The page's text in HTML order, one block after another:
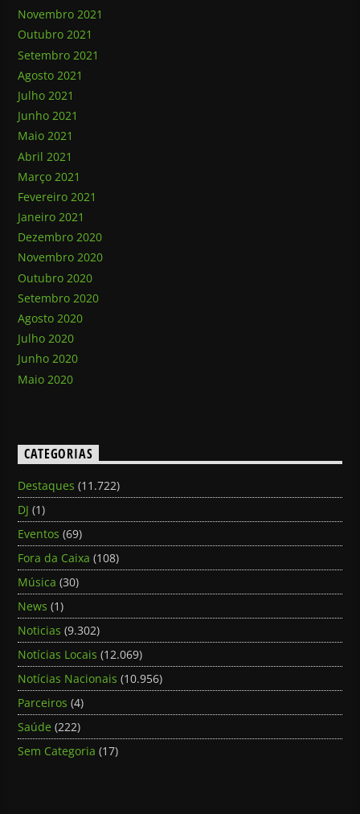
Novembro 2021
Outubro 2021
Setembro 2021
Agosto 2021
Julho 2021
Junho 2021
Maio 2021
Abril 2021
Março 2021
Fevereiro 2021
Janeiro 2021
Dezembro 2020
Novembro 2020
Outubro 2020
Setembro 2020
Agosto 2020
Julho 2020
Junho 2020
Maio 2020
CATEGORIAS
Destaques (11.722)
DJ (1)
Eventos (69)
Fora da Caixa (108)
Música (30)
News (1)
Noticias (9.302)
Notícias Locais (12.069)
Notícias Nacionais (10.956)
Parceiros (4)
Saúde (222)
Sem Categoria (17)